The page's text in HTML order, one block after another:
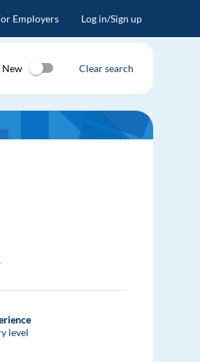
Employers Log in/Sign up
New Clear search
level